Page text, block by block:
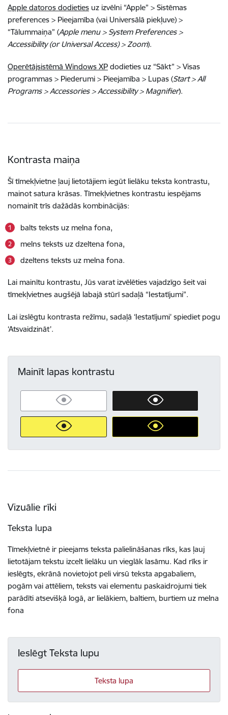
Apple datoros dodieties uz izvēlni “Apple” > Sistēmas
preferences > Pieejamība (vai Universālā piekļuve) >
“Tālummaiņa” (Apple menu > System Preferences >
Accessibility (or Universal Access) > Zoom).
Operētājsistēmā Windows XP dodieties uz “Sākt” > Visas
programmas > Piederumi > Pieejamība > Lupas (Start > All
Programs > Accessories > Accessibility > Magnifier).
Kontrasta maiņa
Šī tīmekļvietne ļauj lietotājiem iegūt lielāku teksta kontrastu,
mainot satura krāsas. Tīmekļvietnes kontrastu iespējams
nomainīt trīs dažādās kombinācijās:
balts teksts uz melna fona,
melns teksts uz dzeltena fona,
dzeltens teksts uz melna fona.
Lai mainītu kontrastu, Jūs varat izvēlēties vajadzīgo šeit vai
tīmekļvietnes augšējā labajā stūrī sadaļā “Iestatījumi”.
Lai izslēgtu kontrasta režīmu, sadaļā ‘Iestatījumi’ spiediet pogu
‘Atsvaidzināt’.
Mainīt lapas kontrastu
Vizuālie rīki
Teksta lupa
Tīmekļvietnē ir pieejams teksta palielināšanas rīks, kas ļauj
lietotājam tekstu izcelt lielāku un vieglāk lasāmu. Kad rīks ir
ieslēgts, ekrānā novietojot peli virsū teksta apgabaliem,
pogām vai attēliem, teksts vai elementu paskaidrojumi tiek
parādīti atsevišķā logā, ar lielākiem, baltiem, burtiem uz melna
fona
Ieslēgt Teksta lupu
Teksta lupa